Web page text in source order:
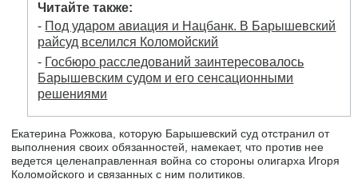
Читайте также:
- Под ударом авиация и Нацбанк. В Барышевский
райсуд вселился Коломойский
- Госбюро расследований заинтересовалось
Барышевским судом и его сенсационными
решениями
Екатерина Рожкова, которую Барышевский суд отстранил от
выполнения своих обязанностей, намекает, что против нее
ведется целенаправленная война со стороны олигарха Игоря
Коломойского и связанных с ним политиков.